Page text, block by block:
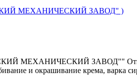
МЕХАНИЧЕСКИЙ ЗАВОД" )
ЗАВОД""
и окрашивание крема, варка